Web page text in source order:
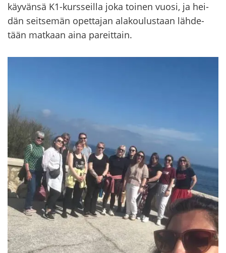
käy­vän­sä K1-​kursseilla joka toi­nen vuosi, ja hei­
dän seit­se­män opet­ta­jan ala­kou­lus­taan läh­de­
tään mat­kaan aina pa­reit­tain.